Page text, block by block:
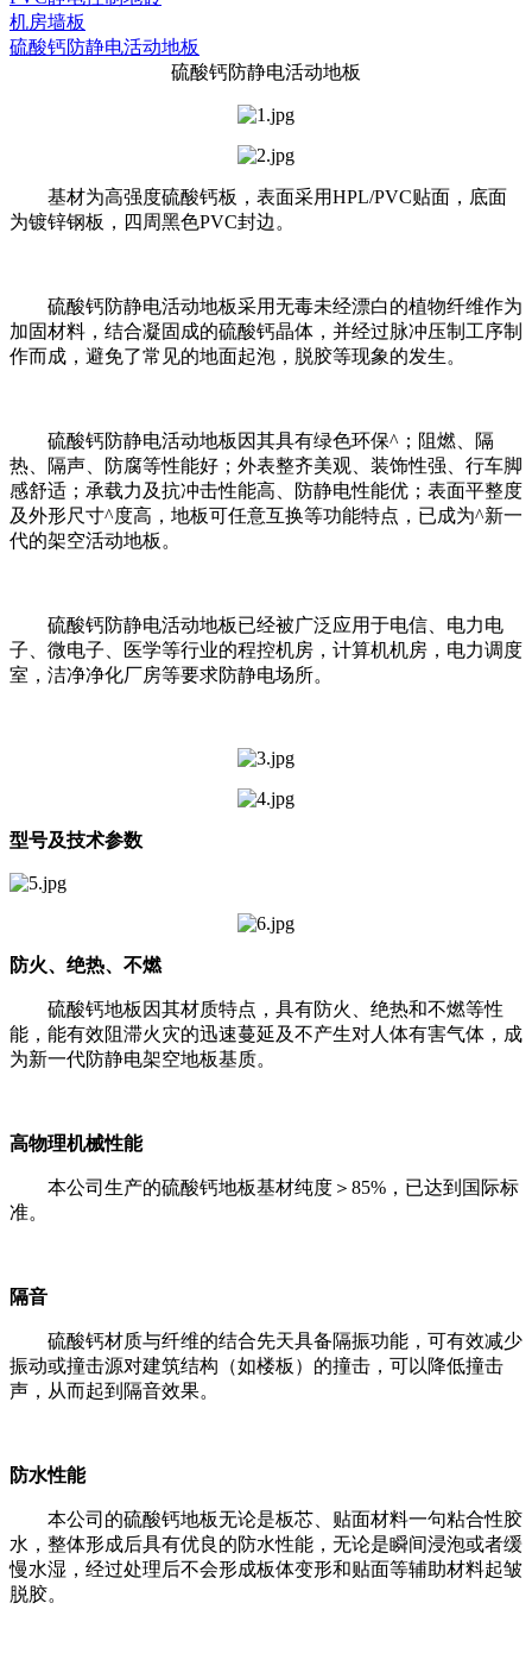
机房墙板
硫酸钙防静电活动地板
硫酸钙防静电活动地板
基材为高强度硫酸钙板，表面采用HPL/PVC贴面，底面
为镀锌钢板，四周黑色PVC封边。
硫酸钙防静电活动地板采用无毒未经漂白的植物纤维作为
加固材料，结合凝固成的硫酸钙晶体，并经过脉冲压制工序制
作而成，避免了常见的地面起泡，脱胶等现象的发生。
硫酸钙防静电活动地板因其具有绿色环保^；阻燃、隔
热、隔声、防腐等性能好；外表整齐美观、装饰性强、行车脚
感舒适；承载力及抗冲击性能高、防静电性能优；表面平整度
及外形尺寸^度高，地板可任意互换等功能特点，已成为^新一
代的架空活动地板。
硫酸钙防静电活动地板已经被广泛应用于电信、电力电
子、微电子、医学等行业的程控机房，计算机机房，电力调度
室，洁净净化厂房等要求防静电场所。
型号及技术参数
防火、绝热、不燃
硫酸钙地板因其材质特点，具有防火、绝热和不燃等性
能，能有效阻滞火灾的迅速蔓延及不产生对人体有害气体，成
为新一代防静电架空地板基质。
高物理机械性能
本公司生产的硫酸钙地板基材纯度＞85%，已达到国际标
准。
隔音
硫酸钙材质与纤维的结合先天具备隔振功能，可有效减少
振动或撞击源对建筑结构（如楼板）的撞击，可以降低撞击
声，从而起到隔音效果。
防水性能
本公司的硫酸钙地板无论是板芯、贴面材料一句粘合性胶
水，整体形成后具有优良的防水性能，无论是瞬间浸泡或者缓
慢水湿，经过处理后不会形成板体变形和贴面等辅助材料起皱
脱胶。